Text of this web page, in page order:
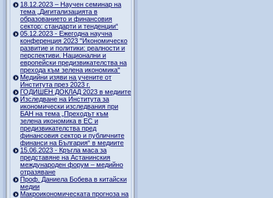
18.12.2023 – Научен семинар на
тема „Дигитализацията в
образованието и финансовия
сектор: стандарти и тенденции“
05.12.2023 - Ежегодна научна
конференция 2023 "Икономическо
развитие и политики: реалности и
перспективи. Национални и
европейски предизвикателства на
прехода към зелена икономика"
Медийни изяви на учените от
Института през 2023 г.
ГОДИШЕН ДОКЛАД 2023 в медиите
Изследване на Института за
икономически изследвания при
БАН на тема „Преходът към
зелена икономика в ЕС и
предизвикателства пред
финансовия сектор и публичните
финанси на България“ в медиите
15.06.2023 - Кръгла маса за
представяне на Астанинския
международен форум – медийно
отразяване
Проф. Даниела Бобева в китайски
медии
Макроикономическата прогноза на